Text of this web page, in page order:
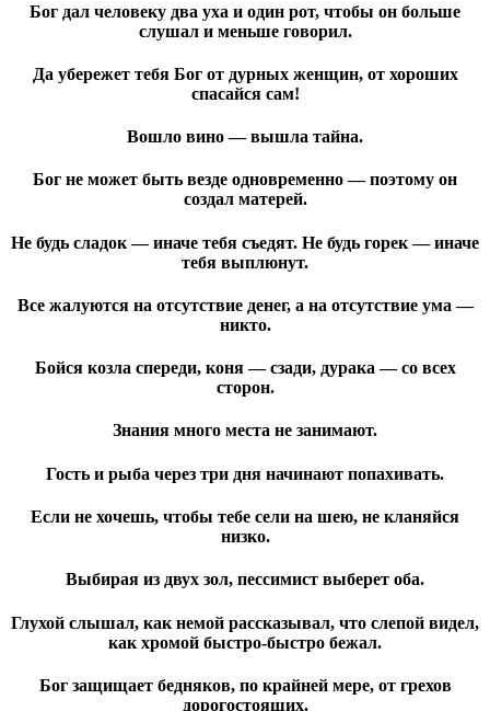
Бог дал человеку два уха и один рот, чтобы он больше
слушал и меньше говорил.
Да убережет тебя Бог от дурных женщин, от хороших
спасайся сам!
Вошло вино — вышла тайна.
Бог не может быть везде одновременно — поэтому он
создал матерей.
Не будь сладок — иначе тебя съедят. Не будь горек — иначе
тебя выплюнут.
Все жалуются на отсутствие денег, а на отсутствие ума —
никто.
Бойся козла спереди, коня — сзади, дурака — со всех
сторон.
Знания много места не занимают.
Гость и рыба через три дня начинают попахивать.
Если не хочешь, чтобы тебе сели на шею, не кланяйся
низко.
Выбирая из двух зол, пессимист выберет оба.
Глухой слышал, как немой рассказывал, что слепой видел,
как хромой быстро-быстро бежал.
Бог защищает бедняков, по крайней мере, от грехов
дорогостоящих.